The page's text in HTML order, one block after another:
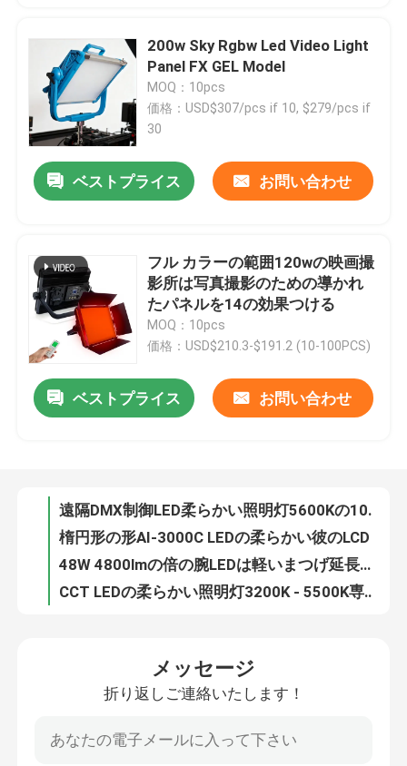
製品
動画
わたしたち に つい て
品質管理
連絡 ください
200w Sky Rgbw Led Video Light
Panel FX GEL Model
MOQ：10pcs
価格：USD$307/pcs if 10, $279/pcs if
30
ベストプライス お問い合わせ
フル カラーの範囲120wの映画撮
影所は写真撮影のための導かれ
たパネルを14の効果つける
MOQ：10pcs
価格：USD$210.3-$191.2 (10-100PCS)
ベストプライス お問い合わせ
写真DMX 24のワットの再充電可能な導かれた管ライトRGB携帯用電池
遠隔DMX制御LED柔らかい照明灯5600Kの100W写真撮影の照明灯
48W 4800lmの倍の腕LEDは軽いまつげ延長専門の三脚の立場を満たす
CCT LEDの柔らかい照明灯3200K - 5500K専門の写真撮影の照明器具
メッセージ
折り返しご連絡いたします！